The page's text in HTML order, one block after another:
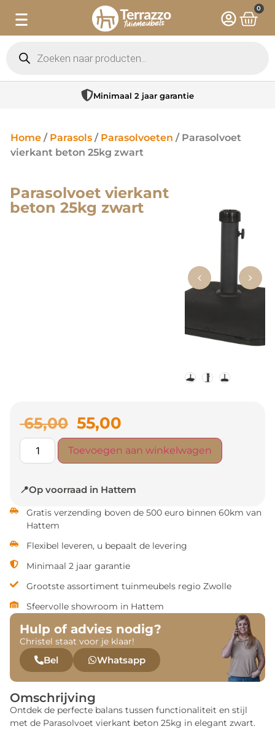
0
Minimaal 2 jaar garantie
Home / Parasols / Parasolvoeten / Parasolvoet
vierkant beton 25kg zwart
Parasolvoet vierkant
beton 25kg zwart
65,00 55,00
Toevoegen aan winkelwagen
📍Op voorraad in Hattem
Gratis verzending boven de 500 euro binnen 60km van
Hattem
Flexibel leveren, u bepaalt de levering
Minimaal 2 jaar garantie
Grootste assortiment tuinmeubels regio Zwolle
Sfeervolle showroom in Hattem
Hulp of advies nodig?
Christel staat voor je klaar!
Bel Whatsapp
Omschrijving
Ontdek de perfecte balans tussen functionaliteit en stijl
met de Parasolvoet vierkant beton 25kg in elegant zwart.